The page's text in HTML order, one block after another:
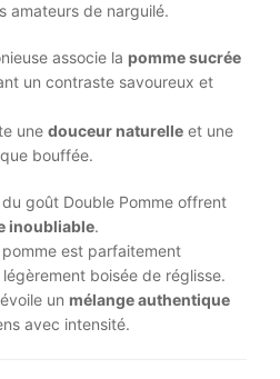
amateurs de narguilé.
associe la pomme sucrée
un contraste savoureux et
une douceur naturelle et une
bouffée.
du goût Double Pomme offrent
inoubliable.
est parfaitement
boisée de réglisse.
un mélange authentique
avec intensité.